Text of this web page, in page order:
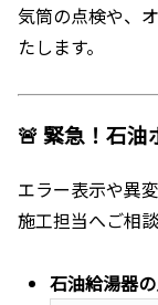
気筒の点検や、
たします。
🚨 緊急！石油
エラー表示や異
施工担当へご相
石油給湯器